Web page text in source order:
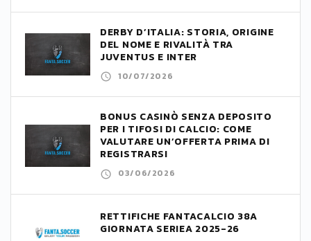
DERBY D’ITALIA: STORIA, ORIGINE
DEL NOME E RIVALITÀ TRA
JUVENTUS E INTER
10/07/2026
BONUS CASINÒ SENZA DEPOSITO
PER I TIFOSI DI CALCIO: COME
VALUTARE UN’OFFERTA PRIMA DI
REGISTRARSI
03/06/2026
RETTIFICHE FANTACALCIO 38A
GIORNATA SERIEA 2025-26